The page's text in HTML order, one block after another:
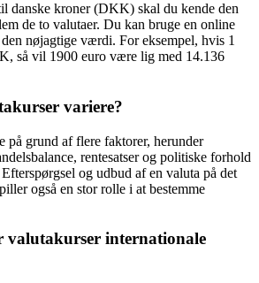
danske kroner (DKK) skal du kende den
de to valutaer. Du kan bruge en online
nøjagtige værdi. For eksempel, hvis 1
så vil 1900 euro være lig med 14.136
variere?
på grund af flere faktorer, herunder
rentesatser og politiske forhold
og udbud af en valuta på det
også en stor rolle i at bestemme
internationale